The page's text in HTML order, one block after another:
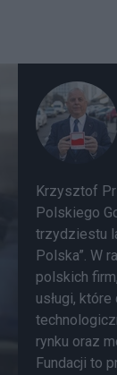
Krzysztof
Polskiego
trzydziestu
Polska”. W
polskich
usługi,
rynku oraz
Fundacji to